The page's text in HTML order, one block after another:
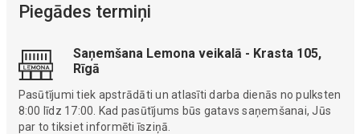
Piegādes termiņi
Saņemšana Lemona veikalā - Krasta 105,
Rīgā
Pasūtījumi tiek apstrādāti un atlasīti darba dienās no pulksten
8:00 līdz 17:00. Kad pasūtījums būs gatavs saņemšanai, Jūs
par to tiksiet informēti īsziņā.